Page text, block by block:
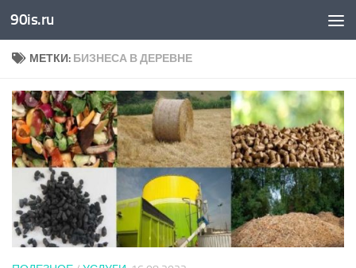
Skip to content
90is.ru
МЕТКИ: БИЗНЕСА В ДЕРЕВНЕ